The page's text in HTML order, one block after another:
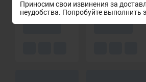
Приносим свои извинения за
неудобства. Попробуйте выполнить